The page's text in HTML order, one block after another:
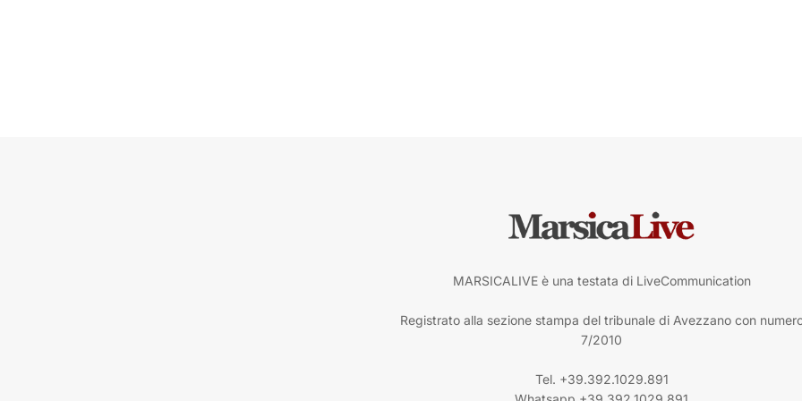
MARSICALIVE è una testata di LiveCommunication
Registrato alla sezione stampa del tribunale di Avezzano con
7/2010
Tel. +39.392.1029.891